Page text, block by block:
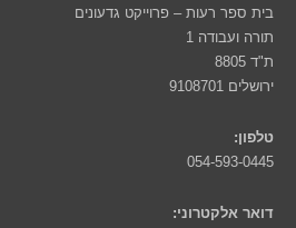
בית ספר רעות – פרוייקט גדעונים
תורה ועבודה 1
ת"ד 8805
ירושלים 9108701
טלפון:
054-593-0445
דואר אלקטרוני: